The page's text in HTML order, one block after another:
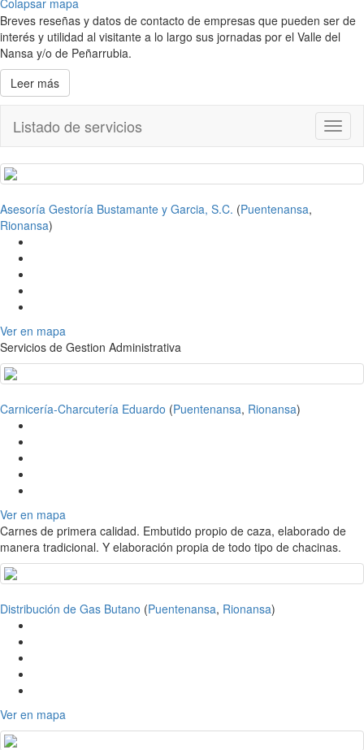
Colapsar mapa
Breves reseñas y datos de contacto de empresas que pueden ser de
interés y utilidad al visitante a lo largo sus jornadas por el Valle del
Nansa y/o de Peñarrubia.
Leer más
Listado de servicios
Asesoría Gestoría Bustamante y Garcia, S.C. (Puentenansa,
Rionansa)
Ver en mapa
Servicios de Gestion Administrativa
Carnicería-Charcutería Eduardo (Puentenansa, Rionansa)
Ver en mapa
Carnes de primera calidad. Embutido propio de caza, elaborado de
manera tradicional. Y elaboración propia de todo tipo de chacinas.
Distribución de Gas Butano (Puentenansa, Rionansa)
Ver en mapa